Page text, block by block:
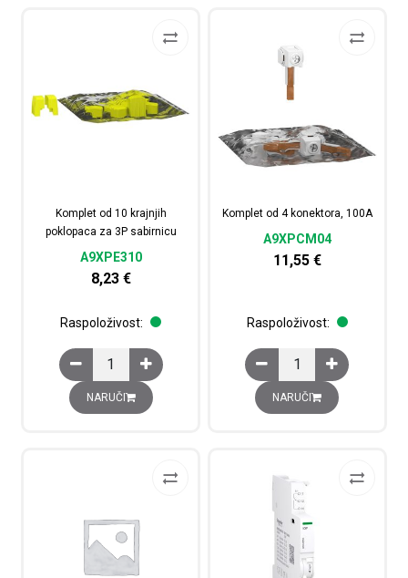
Komplet od 10 krajnjih
poklopaca za 3P sabirnicu
A9XPE310
8,23 €
Raspoloživost:
Komplet od 10 krajnjih poklopaca za 3P sabirnicu
NARUČI
Komplet od 4 konektora, 100A
A9XPCM04
11,55 €
Raspoloživost:
Komplet od 4
NARUČI